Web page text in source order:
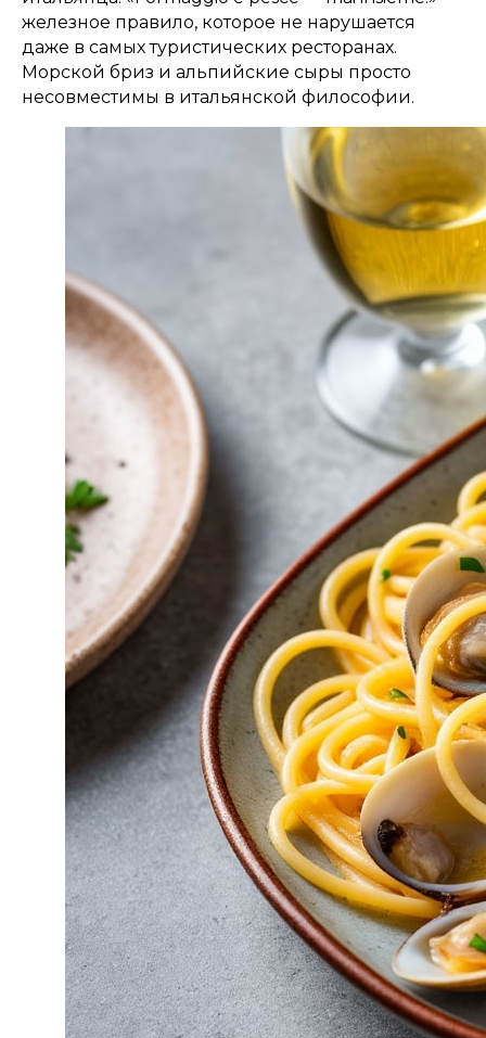
железное правило, которое не нарушается
даже в самых туристических ресторанах.
Морской бриз и альпийские сыры просто
несовместимы в итальянской философии.